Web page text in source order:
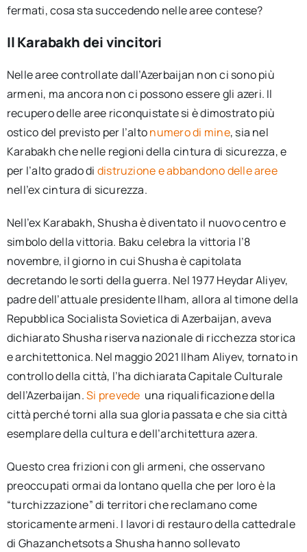
fermati, cosa sta succedendo nelle aree contese?
Il Karabakh dei vincitori
Nelle aree controllate dall’Azerbaijan non ci sono più
armeni, ma ancora non ci possono essere gli azeri. Il
recupero delle aree riconquistate si è dimostrato più
ostico del previsto per l’altonumero di mine, sia nel
Karabakh che nelle regioni della cintura di sicurezza, e
per l’alto grado di distruzione e abbandono delle aree
nell’ex cintura di sicurezza.
Nell’ex Karabakh, Shusha è diventato il nuovo centro e
simbolo della vittoria. Baku celebra la vittoria l’8
novembre, il giorno in cui Shusha è capitolata
decretando le sorti della guerra. Nel 1977 Heydar Aliyev,
padre dell’attuale presidente Ilham, allora al timone della
Repubblica Socialista Sovietica di Azerbaijan, aveva
dichiarato Shusha riserva nazionale di ricchezza storica
e architettonica. Nel maggio 2021 Ilham Aliyev, tornato in
controllo della città, l’ha dichiarata Capitale Culturale
dell’Azerbaijan.Si prevede una riqualificazione della
città perché torni alla sua gloria passata e che sia città
esemplare della cultura e dell’architettura azera.
Questo crea frizioni con gli armeni, che osservano
preoccupati ormai da lontano quella che per loro è la
“turchizzazione” di territori che reclamano come
storicamente armeni. I lavori di restauro della cattedrale
di Ghazanchetsots a Shusha hanno sollevato